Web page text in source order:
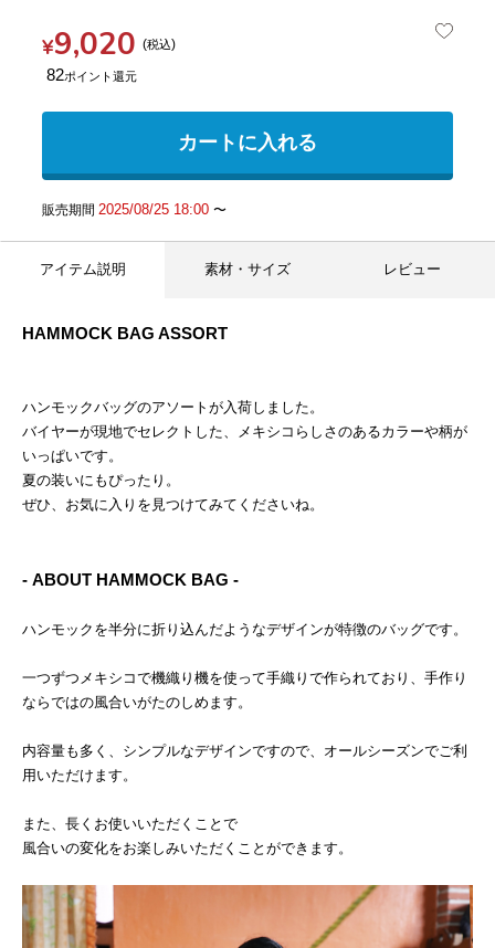
¥9,020 税込
82
カートに入れる
販売期間 2025/08/25 18:00〜
アイテム説明 素材・サイズ レビュー
HAMMOCK BAG ASSORT
ハンモックバッグのアソートが入荷しました。
バイヤーが現地でセレクトした、メキシコらしさのあるカラーや柄が
いっぱいです。
夏の装いにもぴったり。
ぜひ、お気に入りを見つけてみてくださいね。
- ABOUT HAMMOCK BAG -
ハンモックを半分に折り込んだようなデザインが特徴のバッグです。
一つずつメキシコで機織り機を使って手織りで作られており、手作り
ならではの風合いがたのしめます。
内容量も多く、シンプルなデザインですので、オールシーズンでご利
用いただけます。
また、長くお使いいただくことで
風合いの変化をお楽しみいただくことができます。